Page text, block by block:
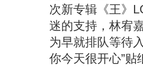
次新专辑《王》
迷的支持，林宥
为早就排队等待
你今天很开心”贴